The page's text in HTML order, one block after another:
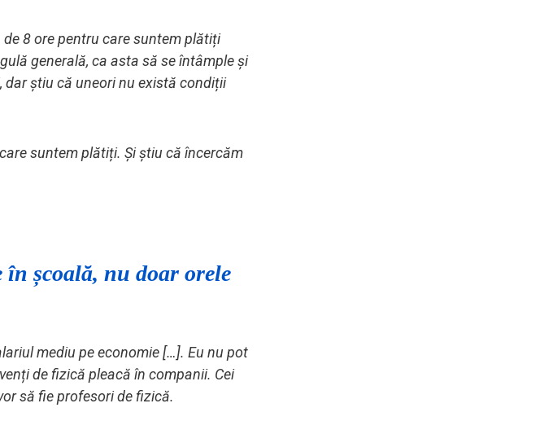
8 ore pentru care suntem plătiți
generală, ca asta să se întâmple și
știu că uneori nu există condiții
suntem plătiți. Și știu că încercăm
școală, nu doar orele
mediu pe economie […]. Eu nu pot
de fizică pleacă în companii. Cei
să fie profesori de fizică.